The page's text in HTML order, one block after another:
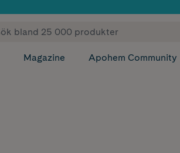
✓ Fri frakt
Magazine Apohem Community